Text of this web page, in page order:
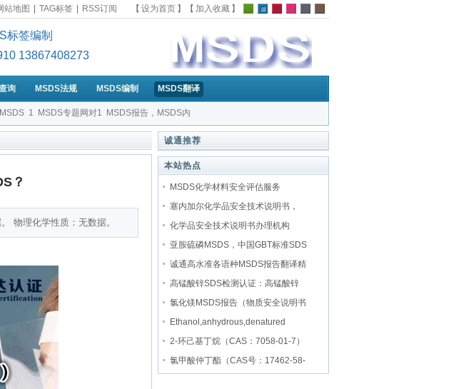
站地图 TAG标签 RSS订阅 【 设为首页 】【 加入收藏 】
标签编制
13867408273
询 MSDS法规 MSDS编制 MSDS翻译
1 MSDS专题网对1 MSDS报告，MSDS内
提供符合标准的MSDS|
？
物理化学性质：无数据。
诚通推荐
本站热点
MSDS化学材料安全评估服务
塞内加尔化学品安全技术说明书，
化学品安全技术说明书办理机构
亚胺硫磷MSDS，中国GBT标准SDS
诚通高水准各语种MSDS报告翻译精
高锰酸锌SDS检测认证：高锰酸锌
氯化镁MSDS报告（物质安全说明书
Ethanol,anhydrous,denatured
2-环己基丁烷（CAS：7058-01-7）
氯甲酸仲丁酯（CAS号：17462-58-